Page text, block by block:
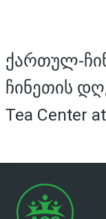
ქართულ-
ჩინეთის
Tea Center